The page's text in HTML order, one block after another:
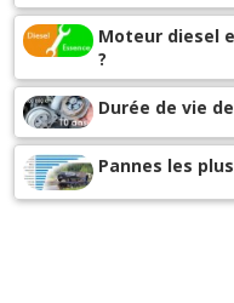
Moteur diesel
?
Durée de vie
Pannes les